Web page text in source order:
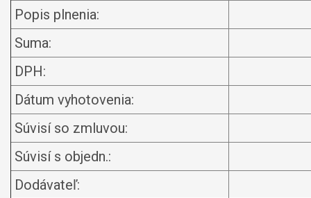
Popis plnenia:
Suma:
DPH:
Dátum vyhotovenia:
Súvisí so zmluvou:
Súvisí s objedn.:
Dodávateľ: